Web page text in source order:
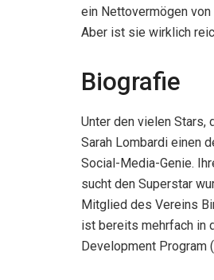
ein Nettovermögen
Aber ist sie wirklich
Biografie
Unter den vielen Stars,
Sarah Lombardi einen
Social-Media-Genie.
sucht den Superstar
Mitglied des Vereins
ist bereits mehrfach in
Development Program